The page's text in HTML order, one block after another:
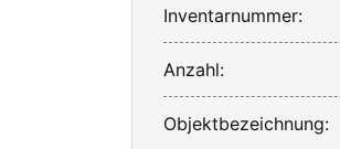
Inventarnummer:
Anzahl:
Objektbezeichnung: